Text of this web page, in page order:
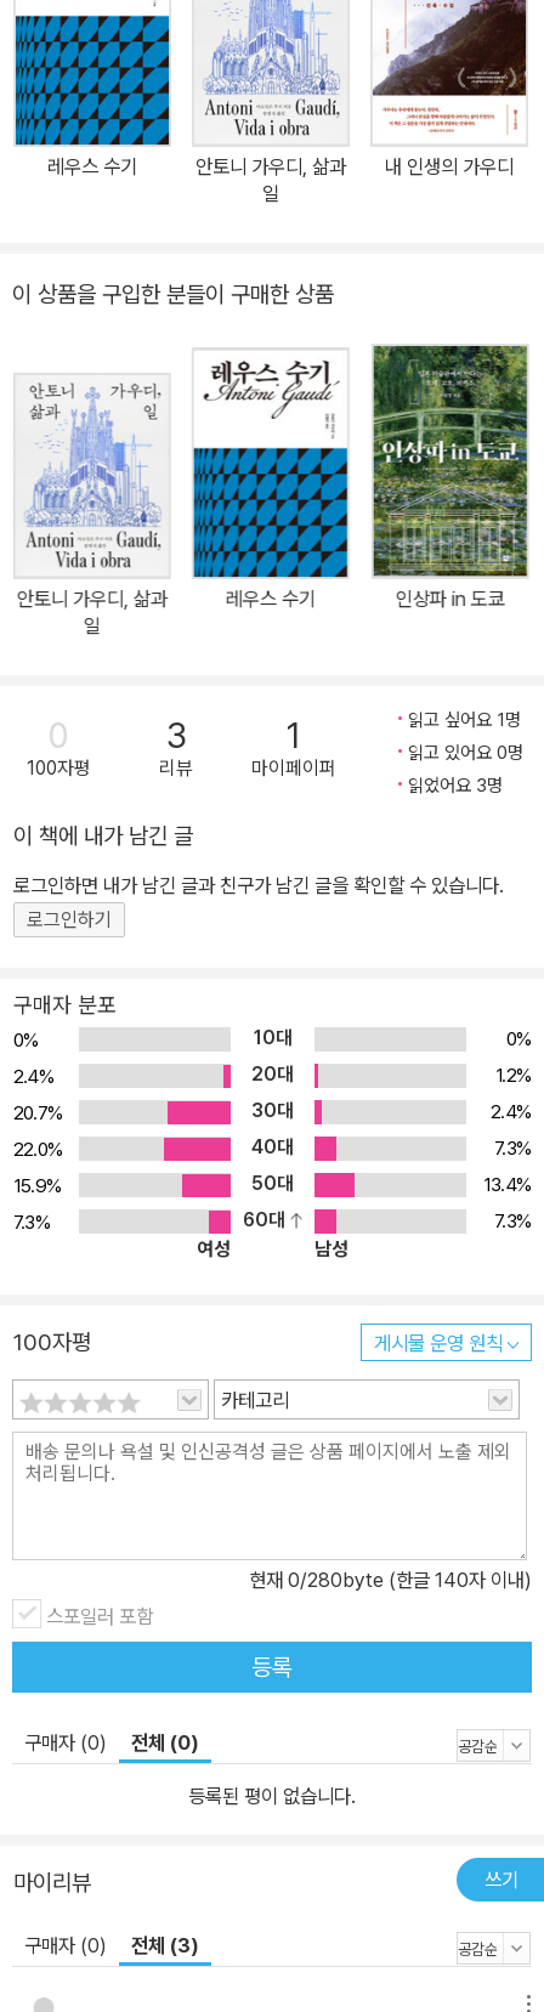
기를 현장감 있게 경험할 것이다. 안토니 가우디 서거 100주년 기념
판 자연을 바라보는 경외의 눈빛 도달하지 못하더라도 나아가는 발걸
음 어느 것 하나 소홀히 하지 않는 태도 안토니 가우디의 시선을 따라
가다 “직선은 인간에게 속한 것이요, 곡선은 신에게 속한 것이다” 자
연에서 건축의 성소를 지어 올린 천재 건축가 마르쿠스 아우렐리우
스, 라이너 마리아 릴케, 헤르만 헤세, 안토니 가우디…. 분야를 막론
생 시절 건축을 배우면서 깨달은 점은 모든 생명의 본질, 즉 자연에 초
자연의 구조를 분석하고 실험하여 자신의 작품에 적용했다. 카사 비
센스를 지을 때는 부지에서 발견한 메리골드를 타일에 새겼고, 주변
에서 자라난 야자수 잎을 정문 철책에 활용했다. 엘 카프리초 건축 과
정에서는 땅을 파내며 나온 돌은 담장과 계단, 오솔길의 경계석으로
사용하기도 했다. 가우디의 이러한 건축 철학은 구엘 공원에서 절정
에 달한다. 그는 지형을 깎아내는 대신 산의 경사를 따라 돌을 쌓아 올
린 고가도로를 만들고 동굴 같은 회랑을 설계했다. 공원의 상징인 도
롱뇽 분수는 연금술의 불사조와 카탈루냐의 수호 상징인 용을 결합한
형상으로, 깨진 세라믹 조각을 활용한 트렌카디스 기법을 통해 자연
가지처럼 갈라지는 기둥 구조로 지붕의 하중을 지탱하면서 숲속에 있
는 듯한 신비로운 빛의 향연을 구현했다. 포물선과 쌍곡선 등 자연계
에 존재하는 기하학적 형태를 건축의 핵심 원리로 도입한 시도는 기
존 건축의 문법을 완전히 파괴하는 혁명이었다. 이처럼 그에게 사그
기록하는 숭고한 찬가였다. 홀로 자연을 관찰하던 허약한 소년, 바르
셀로나에 신의 숲을 짓다 자연을 닮은 독창적인 건축양식을 창조해
운 곡선과 밝은 색채로 유명하지만 가우디는 어린 시절부터 류머티즘
관절염을 앓는 등 건강이 좋지 않았으며 24살이라는 어린 나이에 형
과 어머니를 잃었고 말년에는 전차 사고로 불행히 목숨을 잃었다. 그
러나 가우디는 자신의 삶을 비극으로만 점철하지 않았다. 유년 시절
가우디는 허약한 체질 탓에 친구들과 어울리는 대신 홀로 자연을 관
찰하며 시간을 보냈다. 그는 나무나 뼈 등 자연물의 구조에서 건축의
근본 원리를 발견했고, 이는 훗날 그가 “직선은 인간에게 속한 것이
요, 곡선은 신에게 속한 것”이라고 정의한 독창적인 건축 철학의 밑거
안겨주었으나, 가우디는 이 슬픔을 예술과 종교로 소화했다. 가우디
연의 섭리를 지상에 구현하는 숭고한 구도의 과정이었다. 특히 1883
년, 서른을 갓 넘긴 나이에 사그라다 파밀리아의 책임 건축가로 임명
된 것은 그의 인생에서 중대한 전환점이 되었다. 그는 생의 마지막 4
나, 그가 설계한 건축물은 오늘날까지도 전 세계인에게 경외심과 영
감을 불어넣고 있다. “어느 것 하나 소홀히 하지 않는다” 아름다움과
실용성이 한데 어우러지는 가우디 건축 철학 아름다움뿐만 아니라 실
용성과 조화를 추구했던 가우디는 건물과 주변 환경의 조화를 최우선
속 건물을 지을 때는 근처의 석회암 채석장에서 건축 재료를 구입하
고 산악 지형과 바다의 수평선 등 주변 환경에서 영감을 얻어 설계를
의 대지뿐만 아니라 지역의 자연환경 특성, 식생, 기후와 전통적 관습,
가우디는 위생을 위한 환기, 안락한 주거를 위한 빛, 눈을 즐겁게 하는
레우스 수기
안토니 가우디, 삶과
일
내 인생의 가우디
이 상품을 구입한 분들이 구매한 상품
안토니 가우디, 삶과
일
레우스 수기 인상파 in 도쿄
0
100자평
3
리뷰
1
마이페이퍼
읽고 싶어요 1명
읽고 있어요 0명
읽었어요 3명
이 책에 내가 남긴 글
로그인하면 내가 남긴 글과 친구가 남긴 글을 확인할 수 있습니다.
로그인하기
구매자 분포
0% 10대
0%
2.4%
20대
1.2%
20.7%
30대
2.4%
22.0%
40대
7.3%
15.9%
50대
13.4%
7.3%
60대
7.3%
여성
남성
100자평 게시물 운영 원칙
카테고리
현재 0/280byte (한글 140자 이내)
스포일러 포함
등록
구매자 (0) 전체 (0)
등록된 평이 없습니다.
마이리뷰 쓰기
구매자 (0) 전체 (3)